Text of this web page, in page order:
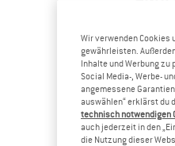
Wir verwenden Cookies
gewährleisten.
Inhalte und Werbung
Social Media-, Werbe-
angemessene
auswählen“ erklärst du
technisch notwendigen
auch jederzeit in den
die Nutzung dieser